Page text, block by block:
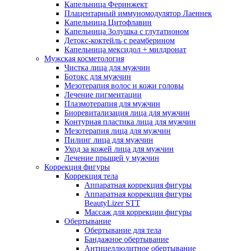
Капельница Феринжект
Плацентарный иммуномодулятор Лаеннек
Капельница Цитофлавин
Капельница Золушка с глутатионом
Детокс-коктейль с реамберином
Капельница мексидол + милдронат
Мужская косметология
Чистка лица для мужчин
Ботокс для мужчин
Мезотерапия волос и кожи головы
Лечение пигментации
Плазмотерапия для мужчин
Биоревитализация лица для мужчин
Контурная пластика лица для мужчин
Мезотерапия лица для мужчин
Пилинг лица для мужчин
Уход за кожей лица для мужчин
Лечение прыщей у мужчин
Коррекция фигуры
Коррекция тела
Аппаратная коррекция фигуры
Аппаратная коррекция фигуры
BeautyLizer STT
Массаж для коррекции фигуры
Обертывание
Обертывание для тела
Бандажное обертывание
Антицеллюлитное обертывание